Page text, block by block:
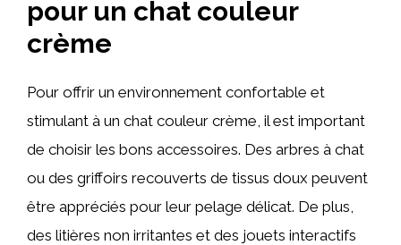
pour un chat couleur
crème
Pour offrir un environnement confortable et
stimulant à un chat couleur crème, il est important
de choisir les bons accessoires. Des arbres à chat
ou des griffoirs recouverts de tissus doux peuvent
être appréciés pour leur pelage délicat. De plus,
des litières non irritantes et des jouets interactifs